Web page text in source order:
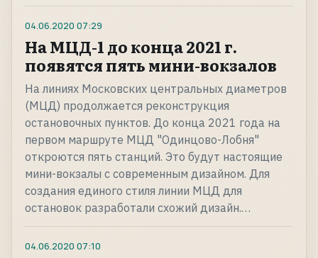
04.06.2020 07:29
На МЦД-1 до конца 2021 г.
появятся пять мини-вокзалов
На линиях Московских центральных диаметров
(МЦД) продолжается реконструкция
остановочных пунктов. До конца 2021 года на
первом маршруте МЦД "Одинцово-Лобня"
откроются пять станций. Это будут настоящие
мини-вокзалы с современным дизайном. Для
создания единого стиля линии МЦД для
остановок разработали схожий дизайн.…
04.06.2020 07:10